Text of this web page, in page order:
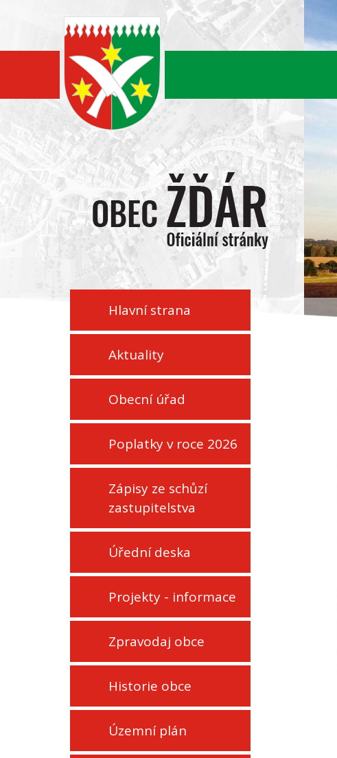
Hlavní strana
Aktuality
Obecní úřad
Poplatky v roce 2026
Zápisy ze schůzí
zastupitelstva
Úřední deska
Projekty - informace
Zpravodaj obce
Historie obce
Územní plán